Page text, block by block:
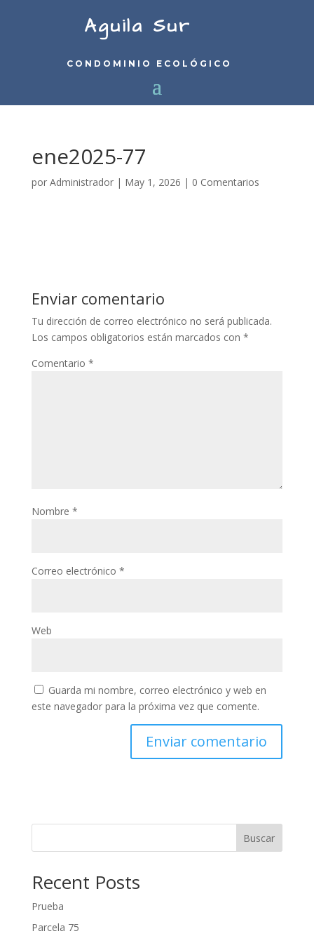
Aguila Sur
CONDOMINIO ECOLÓGICO
ene2025-77
por Administrador| May 1, 2026 | 0 Comentarios
Enviar comentario
Tu dirección de correo electrónico no será publicada.
Los campos obligatorios están marcados con *
Comentario *
Nombre *
Correo electrónico *
Web
Guarda mi nombre, correo electrónico y web en
este navegador para la próxima vez que comente.
Buscar
Recent Posts
Prueba
Parcela 75